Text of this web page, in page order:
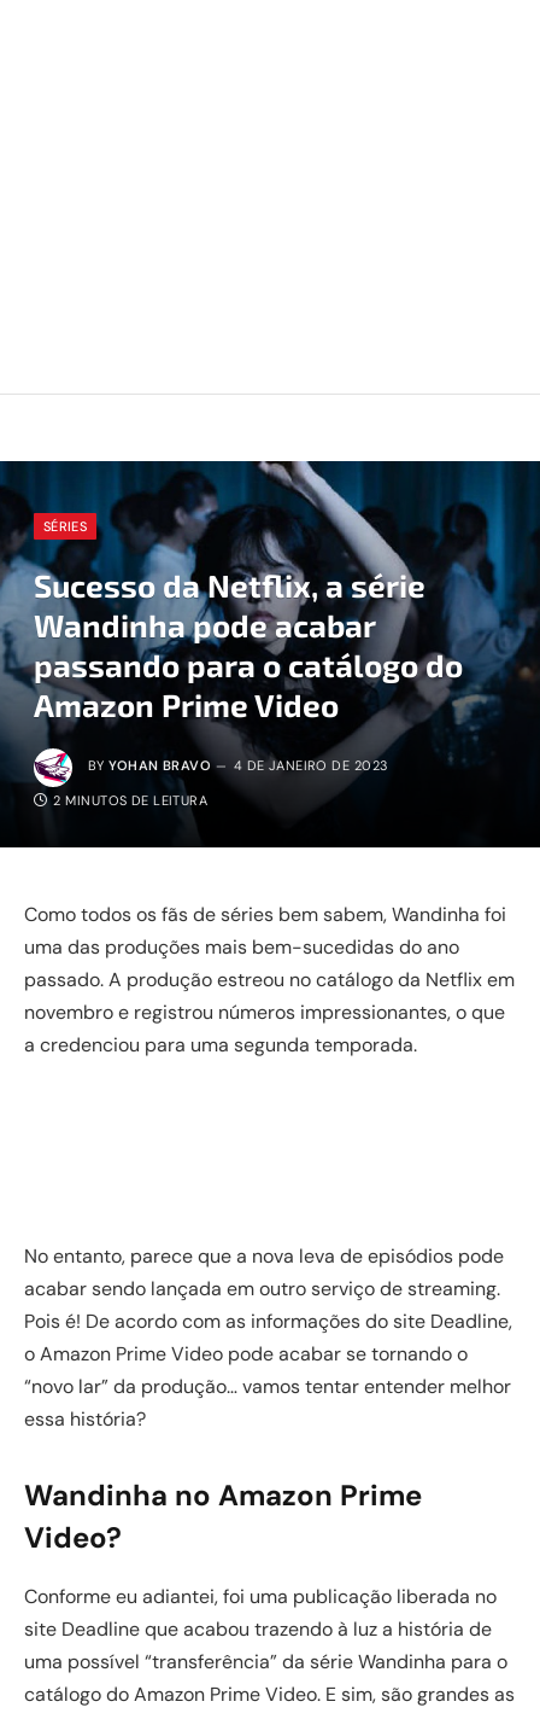
SÉRIES
Sucesso da Netflix, a série
Wandinha pode acabar
passando para o catálogo do
Amazon Prime Video
BY YOHAN BRAVO 4 DE JANEIRO DE 2023
2 MINUTOS DE LEITURA
Como todos os fãs de séries bem sabem, Wandinha foi
uma das produções mais bem-sucedidas do ano
passado. A produção estreou no catálogo da Netflix em
novembro e registrou números impressionantes, o que
a credenciou para uma segunda temporada.
No entanto, parece que a nova leva de episódios pode
acabar sendo lançada em outro serviço de streaming.
Pois é! De acordo com as informações do site Deadline,
o Amazon Prime Video pode acabar se tornando o
“novo lar” da produção… vamos tentar entender melhor
essa história?
Wandinha no Amazon Prime
Video?
Conforme eu adiantei, foi uma publicação liberada no
site Deadline que acabou trazendo à luz a história de
uma possível “transferência” da série Wandinha para o
catálogo do Amazon Prime Video. E sim, são grandes as